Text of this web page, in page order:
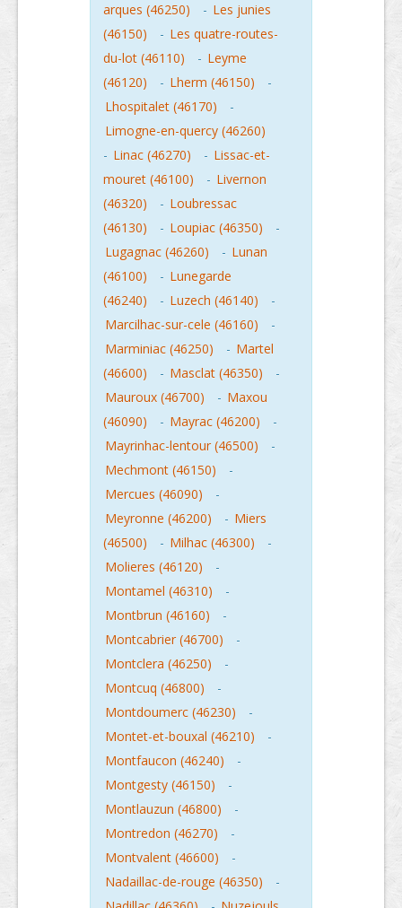
arques (46250)
- Les junies
(46150)
- Les quatre-routes-
du-lot (46110)
- Leyme
(46120)
- Lherm (46150)
-
Lhospitalet (46170)
-
Limogne-en-quercy (46260)
- Linac (46270) - Lissac-et-
mouret (46100)
- Livernon
(46320)
- Loubressac
(46130)
- Loupiac (46350)
-
Lugagnac (46260)
- Lunan
(46100)
- Lunegarde
(46240)
- Luzech (46140)
-
Marcilhac-sur-cele (46160)
-
Marminiac (46250)
- Martel
(46600)
- Masclat (46350)
-
Mauroux (46700)
- Maxou
(46090)
- Mayrac (46200)
-
Mayrinhac-lentour (46500)
-
Mechmont (46150)
-
Mercues (46090)
-
Meyronne (46200)
- Miers
(46500)
- Milhac (46300)
-
Molieres (46120)
-
Montamel (46310)
-
Montbrun (46160)
-
Montcabrier (46700)
-
Montclera (46250)
-
Montcuq (46800)
-
Montdoumerc (46230)
-
Montet-et-bouxal (46210)
-
Montfaucon (46240)
-
Montgesty (46150)
-
Montlauzun (46800)
-
Montredon (46270)
-
Montvalent (46600)
-
Nadaillac-de-rouge (46350)
-